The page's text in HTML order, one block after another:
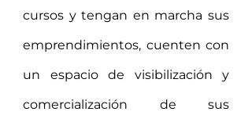
cursos y tengan en marcha sus
emprendimientos, cuenten con
un espacio de visibilización y
comercialización de sus